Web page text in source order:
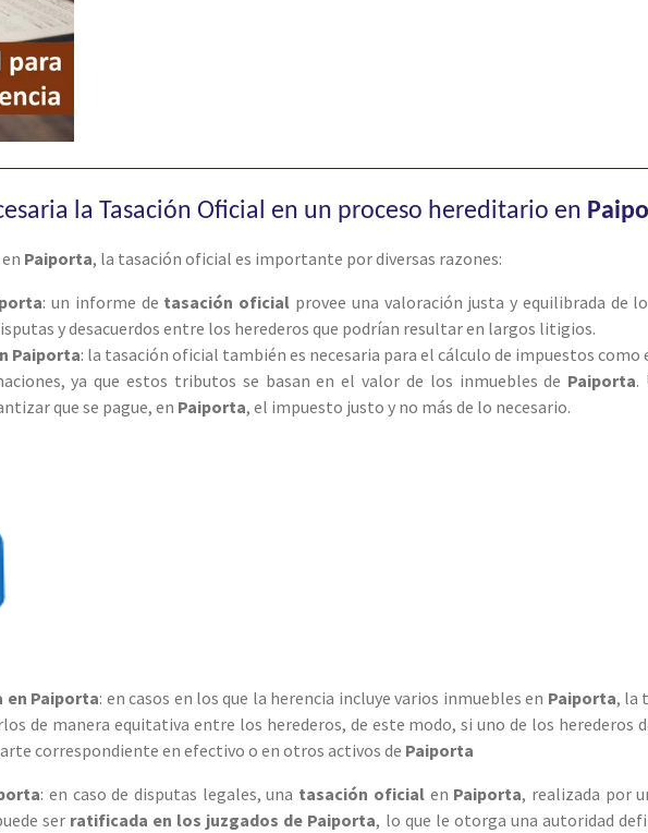
la Tasación Oficial en un proceso hereditario en
Paiporta, la tasación oficial es importante por diversas razones:
: un informe de tasación oficial provee una valoración justa y equilibrada de
y desacuerdos entre los herederos que podrían resultar en largos litigios.
Paiporta: la tasación oficial también es necesaria para el cálculo de impuestos como
ya que estos tributos se basan en el valor de los inmuebles de Paiporta.
que se pague, en Paiporta, el impuesto justo y no más de lo necesario.
en Paiporta: en casos en los que la herencia incluye varios inmuebles en Paiporta, la
de manera equitativa entre los herederos, de este modo, si uno de los herederos
correspondiente en efectivo o en otros activos de Paiporta
: en caso de disputas legales, una tasación oficial en Paiporta, realizada por
ser ratificada en los juzgados de Paiporta, lo que le otorga una autoridad